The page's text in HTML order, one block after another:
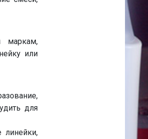
маркам,
или
для